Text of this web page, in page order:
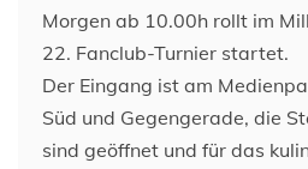
Morgen ab 10.00h rollt im
22. Fanclub-Turnier startet.
Der Eingang ist am
Süd und Gegengerade, die
sind geöffnet und für das